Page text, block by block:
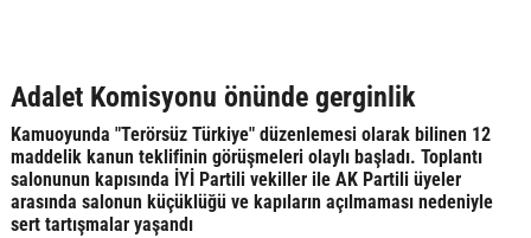
Adalet Komisyonu önünde gerginlik
Kamuoyunda "Terörsüz Türkiye" düzenlemesi olarak bilinen 12
maddelik kanun teklifinin görüşmeleri olaylı başladı. Toplantı
salonunun kapısında İYİ Partili vekiller ile AK Partili üyeler
arasında salonun küçüklüğü ve kapıların açılmaması nedeniyle
sert tartışmalar yaşandı